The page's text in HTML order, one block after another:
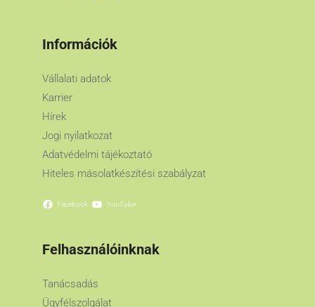
Információk
Vállalati adatok
Karrier
Hírek
Jogi nyilatkozat
Adatvédelmi tájékoztató
Hiteles másolatkészítési szabályzat
Facebook YouTube
Felhasználóinknak
Tanácsadás
Ügyfélszolgálat